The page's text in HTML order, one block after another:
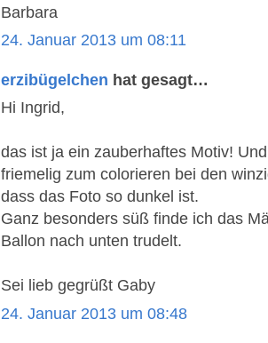
Barbara
24. Januar 2013 um 08:11
erzibügelchen hat gesagt…
Hi Ingrid,
das ist ja ein zauberhaftes Motiv!
friemelig zum colorieren bei den
dass das Foto so dunkel ist.
Ganz besonders süß finde ich das
Ballon nach unten trudelt.
Sei lieb gegrüßt Gaby
24. Januar 2013 um 08:48